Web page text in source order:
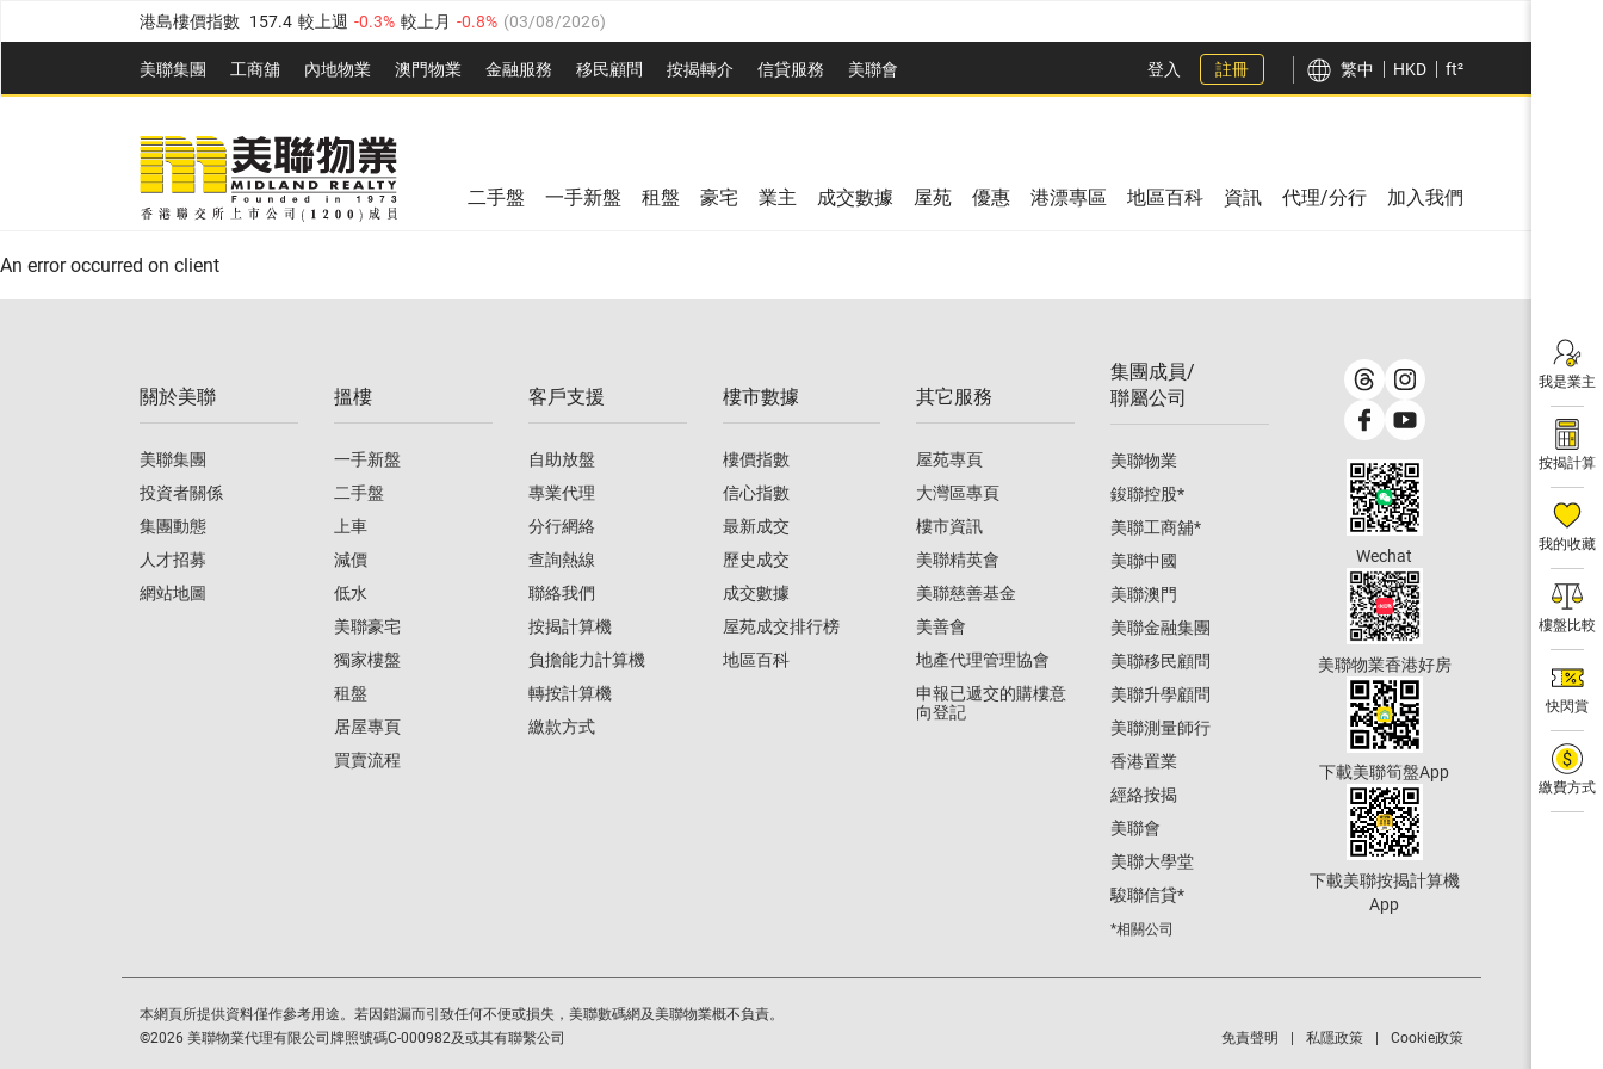
港島樓價指數 157.4 較上週 -0.3% 較上月 -0.8% (03/08/2026)
九龍樓價指數 156.4 較上週 -0.1% 較上月 0.3% (03/08/2026)
新界樓價指數 134.8 較上週 0.1% 較上月 0.9% (03/08/2026)
美聯信心指數 77.1 較上週 0.7% 較上月
美聯集團 工商舖 內地物業 澳門物業 金融服務 移民顧問 按揭轉介 信貸服務 美聯會
全港樓價指數 149.1 較上週 0% 較上月
美聯信心指數 較上週 0.7% 03/08/2026)
登入 註冊 繁中 HKD ft²
我是業主
按揭計算
我的收藏
樓盤比較
快閃賞
繳費方式
二手盤 一手新盤 租盤 豪宅 業主 成交數據 屋苑 優惠 港漂專區 地區百科 資訊 代理/分行 加入我們
An error occurred on client
關於美聯
美聯集團
投資者關係
集團動態
人才招募
網站地圖
搵樓
一手新盤
二手盤
上車
減價
低水
美聯豪宅
獨家樓盤
租盤
居屋專頁
買賣流程
客戶支援
自助放盤
專業代理
分行網絡
查詢熱線
聯絡我們
按揭計算機
負擔能力計算機
轉按計算機
繳款方式
樓市數據
樓價指數
信心指數
最新成交
歷史成交
成交數據
屋苑成交排行榜
地區百科
其它服務
屋苑專頁
大灣區專頁
樓市資訊
美聯精英會
美聯慈善基金
美善會
地產代理管理協會
申報已遞交的購樓意
向登記
集團成員/
聯屬公司
美聯物業
鋑聯控股*
美聯工商舖*
美聯中國
美聯澳門
美聯金融集團
美聯移民顧問
美聯升學顧問
美聯測量師行
香港置業
經絡按揭
美聯會
美聯大學堂
駿聯信貸*
*相關公司
Wechat
美聯物業香港好房
下載美聯筍盤App
下載美聯按揭計算機
App
本網頁所提供資料僅作參考用途。若因錯漏而引致任何不便或損失，美聯數碼網及美聯物業概不負責。
©2026 美聯物業代理有限公司牌照號碼C-000982及或其有聯繫公司 免責聲明 私隱政策 Cookie政策